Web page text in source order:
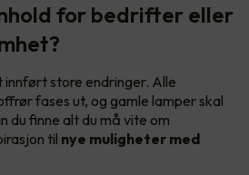
for bedrifter eller
innført store endringer. Alle
fases ut, og gamle lamper skal
du finne alt du må vite om
til nye muligheter med